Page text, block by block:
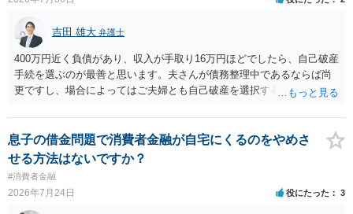
吉田 雄大 弁護士
400万円近く負債があり、収入が手取り16万円ほどでしたら、自己破産
手続を選ぶのが最善と思います。夫さんが債務整理中であるならば尚
更ですし、場合によってはご夫婦とも自己破産を選択する方法もある
息子の借金問題で消費者金融が自宅にくるのをやめさ
せる方法はないですか？
#消費者金融
2026年7月24日 役にたった 3